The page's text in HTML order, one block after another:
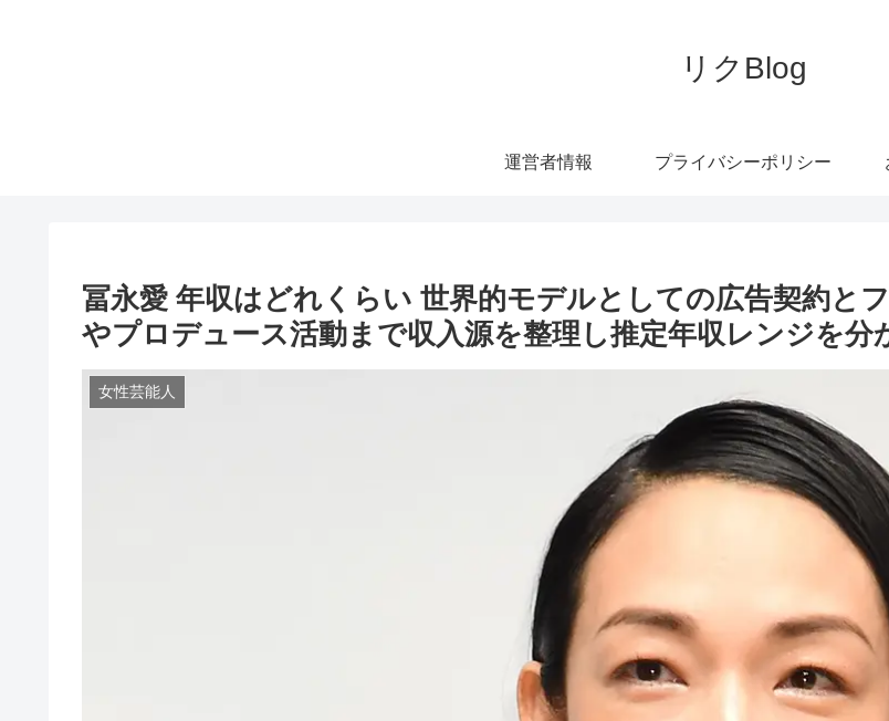
リクBlog
運営者情報 プライバシーポリシー
冨永愛 年収はどれくらい 世界的モデルとしての広告契約と
やプロデュース活動まで収入源を整理し推定年収レンジを分
女性芸能人